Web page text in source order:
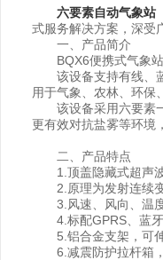
六要素自动气象站
式服务解决方案，深受
一、产品简介
BQX6便携式气象站
该设备支持有线、蓝
用于气象、农林、环保
该设备采用六要素一
更有效对抗盐雾等环境
二、产品特点
1.顶盖隐藏式超声波
2.原理为发射连续变
3.风速、风向、温度
4.标配GPRS、蓝牙
5.铝合金支架，可
6.减震防护拉杆箱